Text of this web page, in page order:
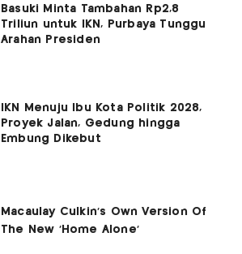
Basuki Minta Tambahan Rp2,8
Triliun untuk IKN, Purbaya Tunggu
Arahan Presiden
IKN Menuju Ibu Kota Politik 2028,
Proyek Jalan, Gedung hingga
Embung Dikebut